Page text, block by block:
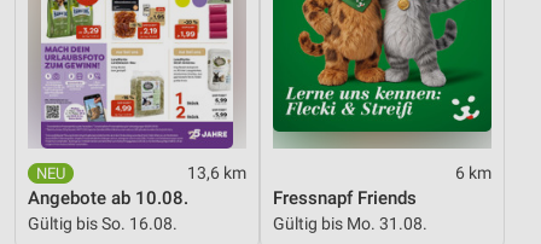
13,6 km
Angebote ab 10.08.
Gültig bis So. 16.08.
6 km
Fressnapf Friends
Gültig bis Mo. 31.08.